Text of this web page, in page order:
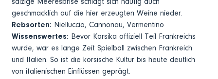
geschmacklich auf die hier erzeugten Weine nieder.
Rebsorten: Nielluccio, Cannonau, Vermentino
Wissenswertes: Bevor Korsika offiziell Teil Frankreichs
wurde, war es lange Zeit Spielball zwischen Frankreich
und Italien. So ist die korsische Kultur bis heute deutlich
von italienischen Einflüssen geprägt.